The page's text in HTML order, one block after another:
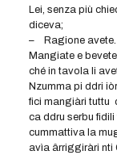
Lei, senza più
diceva;
– Ragione avete.
Mangiate e bevete
ché in tavola li
Nzumma pi ddri
fici mangiàri tuttu
ca ddru serbu
cummattiva la
avìa ârriggiràri nti